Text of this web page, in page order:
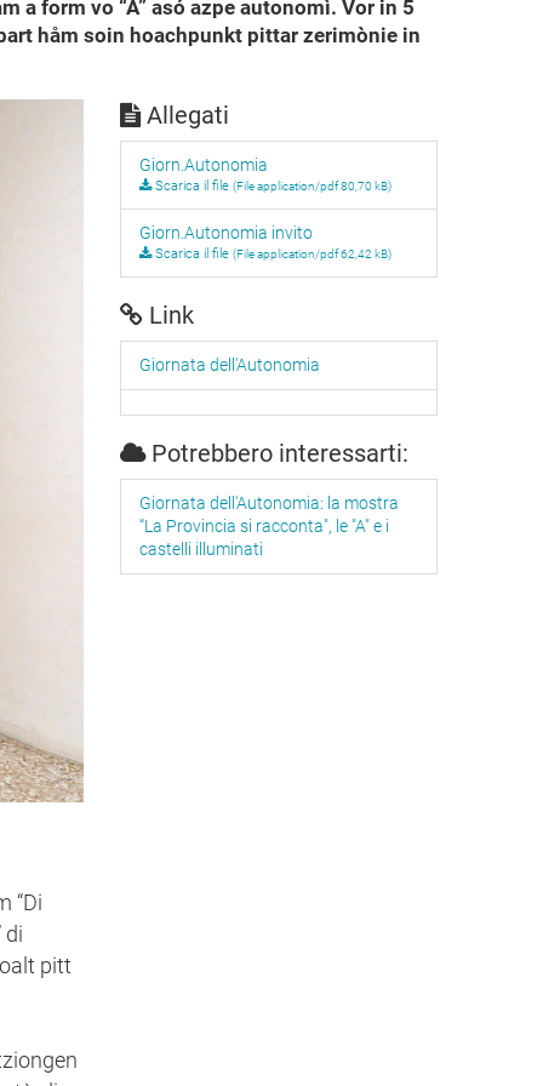
a form vo “A” asó azpe autonomì. Vor in 5
håm soin hoachpunkt pittar zerimònie in
“Di
di
pitt
Allegati
Giorn.Autonomia
Scarica il file (File application/pdf 80,70 kB)
Giorn.Autonomia invito
Scarica il file (File application/pdf 62,42 kB)
Link
Giornata dell'Autonomia
Potrebbero interessarti:
Giornata dell'Autonomia: la mostra
“La Provincia si racconta", le "A" e i
castelli illuminati